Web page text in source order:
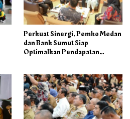
Perkuat Sinergi, Pemko Medan
dan Bank Sumut Siap
Optimalkan Pendapatan